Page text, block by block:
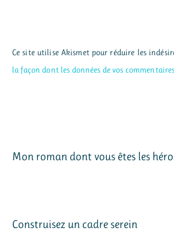
Ce site utilise Akismet pour réduire les
la façon dont les données de vos
Mon roman dont vous êtes les
Construisez un cadre serein